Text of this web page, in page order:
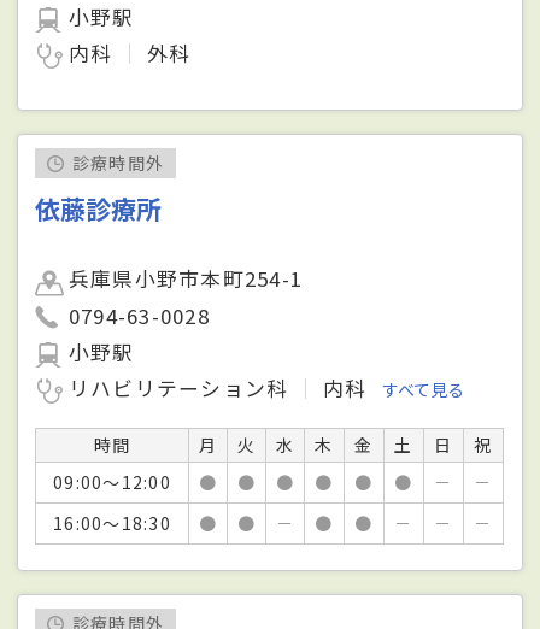
小野駅
内科
外科
診療時間外
依藤診療所
兵庫県小野市本町254-1
0794-63-0028
小野駅
リハビリテーション科
内科 すべて見る
時間 月 火 水 木 金 土 日
祝
09:00～12:00
● ● ● ● ● ● －
－
16:00～18:30
● ● － ● ● － － －
診療時間外